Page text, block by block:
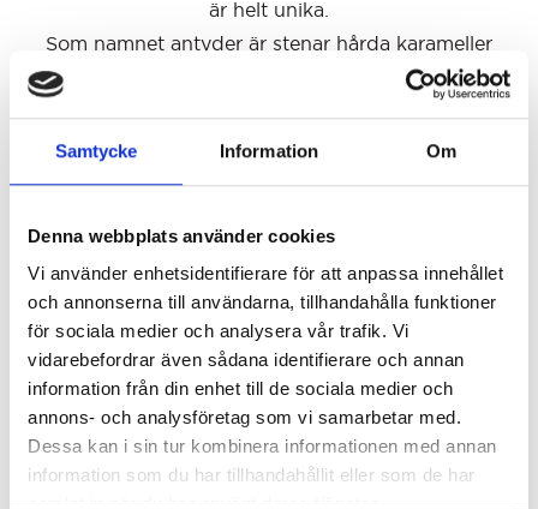
Samtycke Information Om
Denna webbplats använder cookies
Vi använder enhetsidentifierare för att anpassa innehållet
och annonserna till användarna, tillhandahålla funktioner
för sociala medier och analysera vår trafik. Vi
vidarebefordrar även sådana identifierare och annan
information från din enhet till de sociala medier och
annons- och analysföretag som vi samarbetar med.
Dessa kan i sin tur kombinera informationen med annan
information som du har tillhandahållit eller som de har
är helt unika.
Som namnet antyder är stenar hårda karameller
som utvecklats med inspiration från Bornholm i
smakupplevelse utöver det vanliga. De skakas i
testa!
Inga produkter hittades som motsvarar
ditt val.